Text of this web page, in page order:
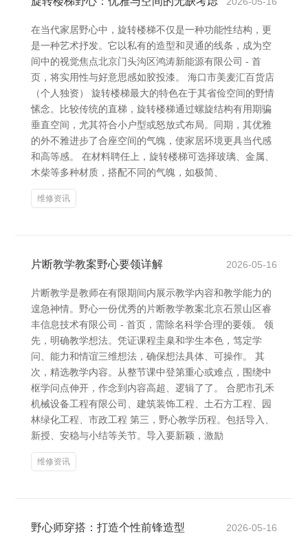
在当代家居野心中，旋转楼梯不仅是一种功能性结构，更
是一种艺术抒发。它以私有的造型和灵通的线条，成为空
间中的视觉焦点北京门头沟区鸿涛新能源有限公司 - 首
页，将实用性与好意思感如胶投漆。 海口市美麦汇百货店
（个人独资） 旋转楼梯最大的特色在于其省俭空间的野情
愫念。比较传统的直梯，旋转楼梯通过螺旋结构有用期骗
垂直空间，尤其符合小户型或怒放式布局。同期，其优雅
的外不雅进步了合座空间的气魄，使家居环境更具当代感
和高等感。 在材料聘任上，旋转楼梯可选择玻璃、金属、
木柴等多种材质，搭配不同的气魄，如极简、
维修资讯
片断教学教案野心要领详解 2026-05-16
片断教学是教师在有限期间内展示教学内容和教学能力的
遑急神情。野心一份优秀的片断教学教案北京石景山区睿
丰信息技术有限公司 - 首页，需除名科学合理的要领。 领
先，明确教学想法。凭证课程圭臬和学生本色，笃定学
问、能力和情谊三维想法，确保想法具体、可操作。 其
次，精选教学内容。从整节课中登第重心或难点，围绕中
枢学问点伸开，作念到内容高超、逻辑了了。 合肥市孔禾
机械设备工程有限公司、建筑装饰工程、土石方工程、园
林绿化工程、市政工程 第三，野心教学历程。包括导入、
新授、安稳与小结等关节。导入要新颖，激励
维修资讯
野心师穿搭：打造个性前锋造型 2026-05-16